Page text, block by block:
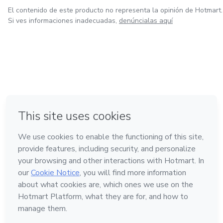
El contenido de este producto no representa la opinión de Hotmart.
Si ves informaciones inadecuadas, denúncialas aquí
Hecho con❤ en Ciudad de México
Conoce Hotmart
Idioma
Español